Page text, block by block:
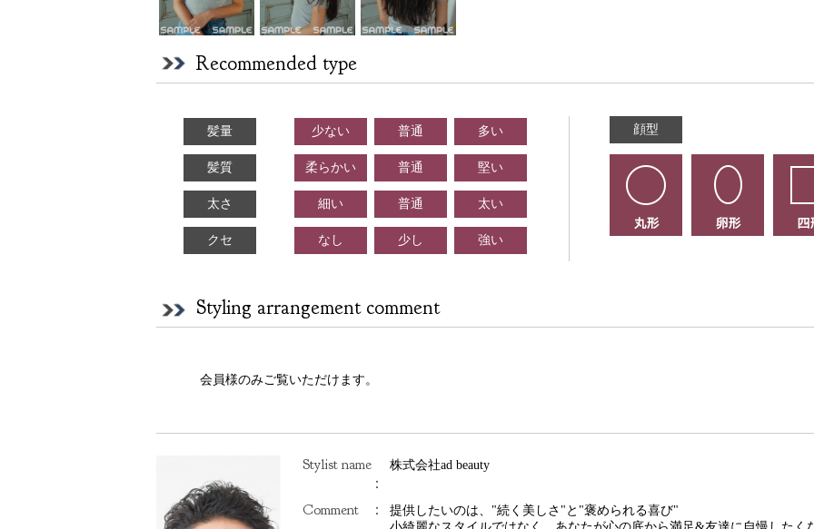
Recommended type
髪量 少ない 普通 多い
髪質 柔らかい 普通 堅い
太さ 細い 普通 太い
クセ なし 少し 強い
顔型
Styling arrangement comment
会員様のみご覧いただけます。
Stylist name
：
株式会社ad beauty
Comment ：
提供したいのは、"続く美しさ"と"褒められる喜び"